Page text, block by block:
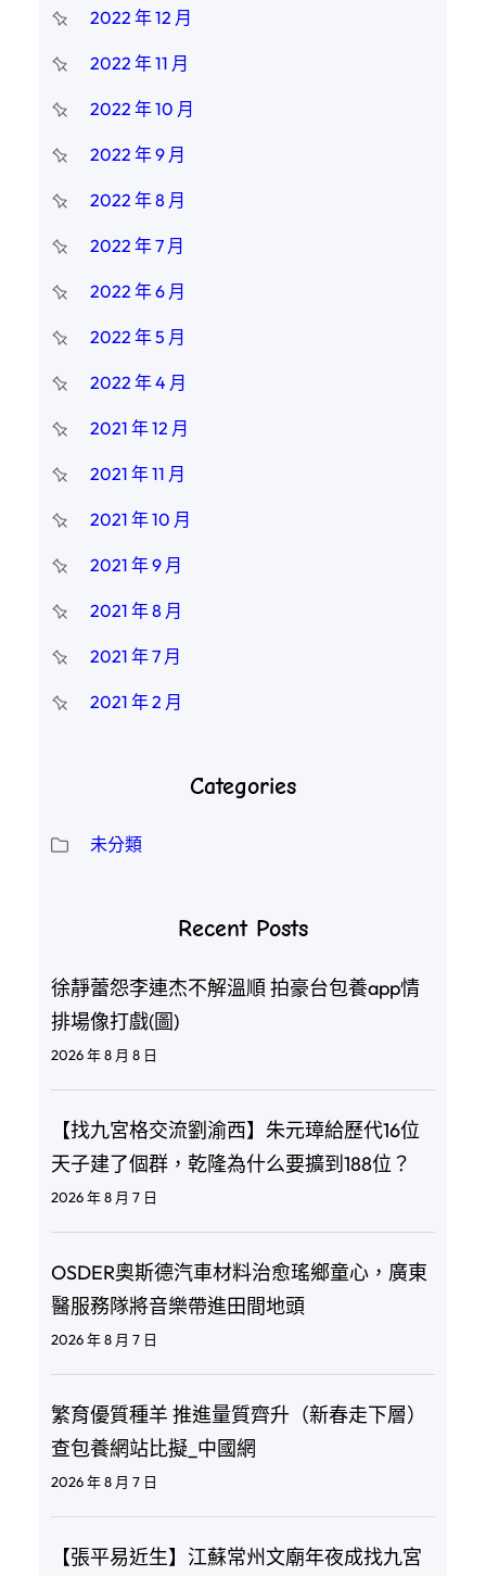
2022 年 12 月
2022 年 11 月
2022 年 10 月
2022 年 9 月
2022 年 8 月
2022 年 7 月
2022 年 6 月
2022 年 5 月
2022 年 4 月
2021 年 12 月
2021 年 11 月
2021 年 10 月
2021 年 9 月
2021 年 8 月
2021 年 7 月
2021 年 2 月
Categories
未分類
Recent Posts
徐靜蕾怨李連杰不解溫順 拍豪台包養app情
排場像打戲(圖)
2026 年 8 月 8 日
【找九宮格交流劉渝西】朱元璋給歷代16位
天子建了個群，乾隆為什么要擴到188位？
2026 年 8 月 7 日
OSDER奧斯德汽車材料治愈瑤鄉童心，廣東
醫服務隊將音樂帶進田間地頭
2026 年 8 月 7 日
繁育優質種羊 推進量質齊升（新春走下層）
查包養網站比擬_中國網
2026 年 8 月 7 日
【張平易近生】江蘇常州文廟年夜成找九宮